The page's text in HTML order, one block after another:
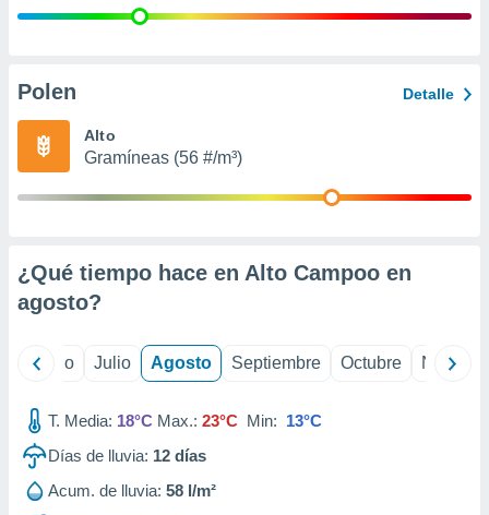
mediante
publicidad
publicidad
1199
Polen Detalle
Alto
Gramíneas (56 #/m³)
¿Qué tiempo hace en Alto Campoo en
agosto?
Junio Julio Agosto Septiembre Octubre
T. Media: 18°C Max.: 23°C Min: 13°C
Días de lluvia: 12 días
Acum. de lluvia: 58 l/m²